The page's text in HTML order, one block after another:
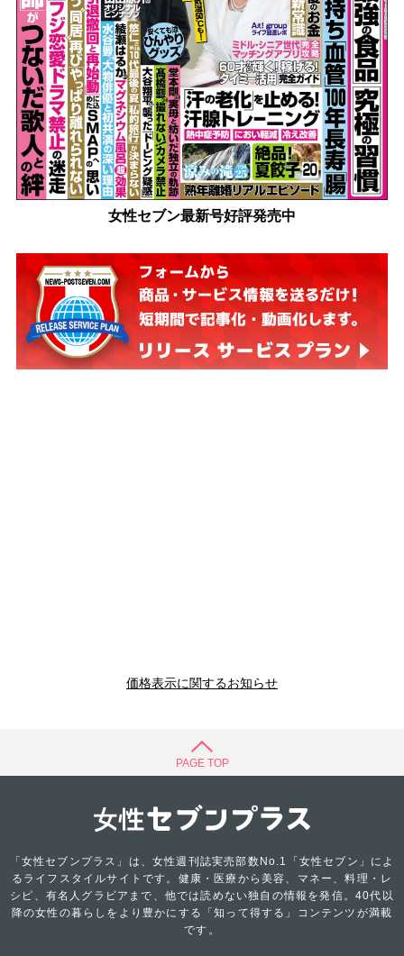
女性セブン最新号好評発売中
価格表示に関するお知らせ
PAGE TOP
「女性セブンプラス」は、女性週刊誌実売部数No.1「女性セブン」によ
るライフスタイルサイトです。健康・医療から美容、マネー、料理・レ
シピ、有名人グラビアまで、他では読めない独自の情報を発信。40代以
降の女性の暮らしをより豊かにする「知って得する」コンテンツが満載
です。